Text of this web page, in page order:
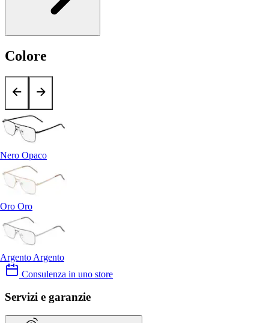
Colore
Nero Opaco
Oro Oro
Argento Argento
Consulenza in uno store
Servizi e garanzie